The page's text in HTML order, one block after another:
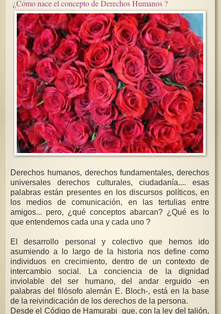
¿Cómo nace el concepto de Derechos Humanos ?
Derechos humanos, derechos fundamentales, derechos
universales derechos culturales, ciudadanía.... esas
palabras están presentes en los discursos políticos, en
los medios de comunicación, en las tertulias entre
amigos... pero, ¿qué conceptos abarcan? ¿Qué es lo
que entendemos cada una y cada uno ?
El desarrollo personal y colectivo que hemos ido
asumiendo a lo largo de la historia nos define como
individuos en crecimiento, dentro de un contexto de
intercambio social. La conciencia de la dignidad
inviolable del ser humano, del andar erguido -en
palabras del filósofo alemán E. Bloch-, está en la base
de la reivindicación de los derechos de la persona.
Desde el Código de Hamurabi que, con la ley del talión,